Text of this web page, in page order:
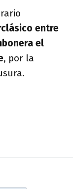
entre
el
, por la